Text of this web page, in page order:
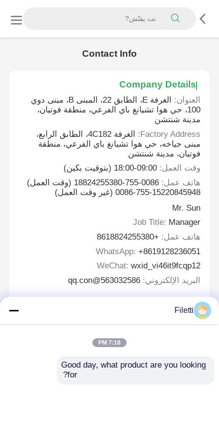
Contact Info
Company Details
العنوان:
الغرفة E، الطابق 22، المبنى B، مبنى دوي
100، حي هوا تشيانغ باي الفرعي، منطقة فوتيان،
مدينة شنتشن
Factory Address:
الغرفة 4C182، الطابق الرابع،
مبنى جياخه، حي هوا تشيانغ باي الفرعي، منطقة
فوتيان، مدينة شنتشن
وقت العمل: 09:00-18:00 (بتوقيت بكين)
هاتف عمل: 0086-755-18824255380 (وقت العمل)
0086-755-15220845948 (غير وقت العمل)
Mr. Sun
Job Title: Manager
هاتف عمل: +8618824255380
WhatsApp: +8619128236051
WeChat: wxid_vi46it9fcqp12
البريد الإلكتروني: 563032586@qq.con
اترك رسالة
Filetti
7:18 PM
Good day, what product are you looking
for?